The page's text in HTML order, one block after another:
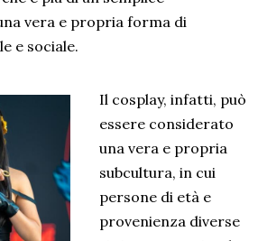
vera e propria forma di
e sociale.
Il cosplay, infatti, può
essere considerato
una vera e propria
subcultura, in cui
persone di età e
provenienza diverse